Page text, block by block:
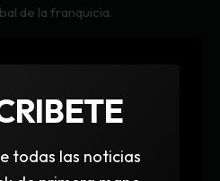
de la franquicia.
todas las noticias